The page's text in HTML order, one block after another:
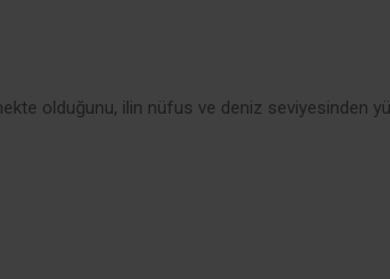
olduğunu, ilin nüfus ve deniz seviyesinden